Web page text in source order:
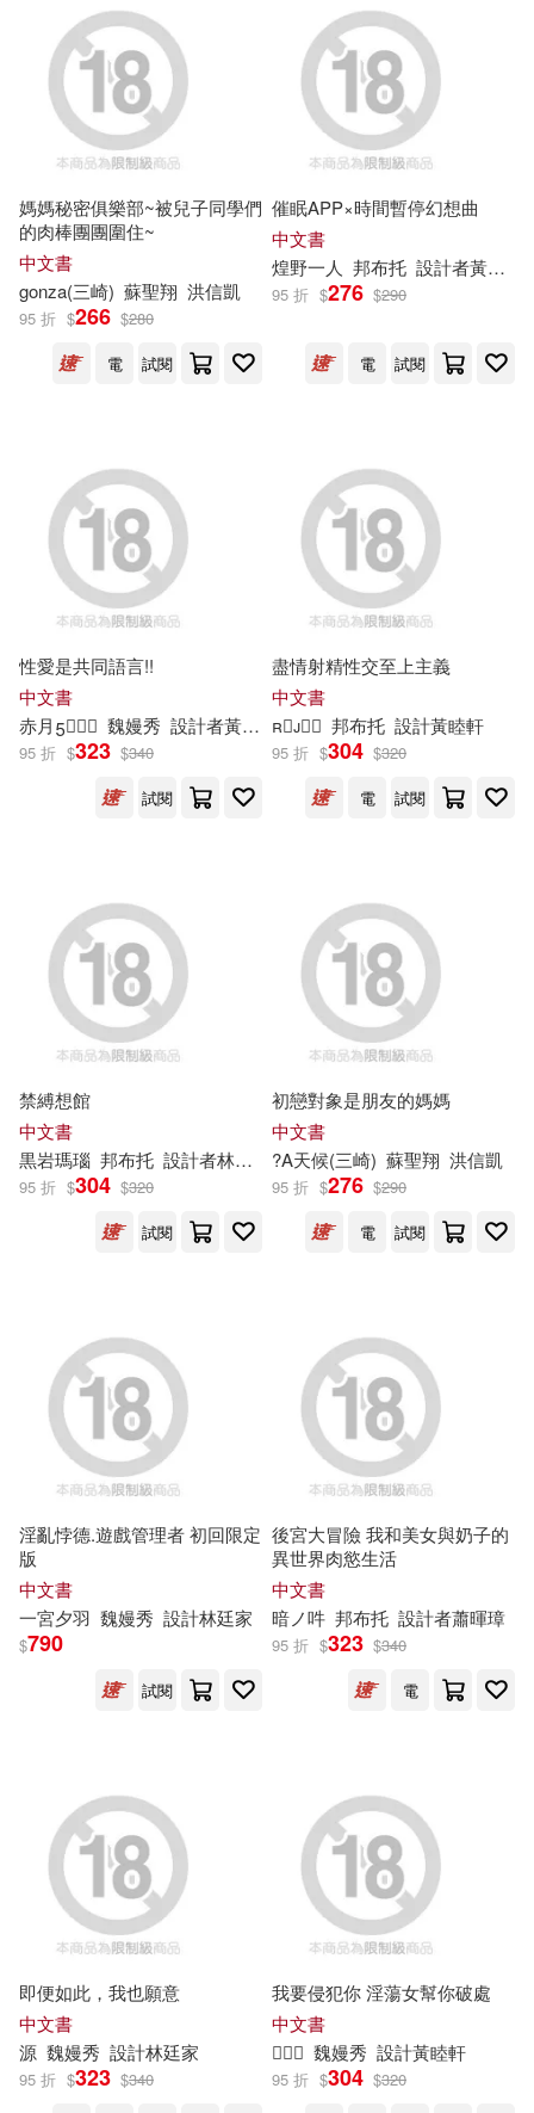
台灣牛頓出版股份有限公司(41)
牛頓出版股份有限公司(41)
中央存款保險公司存款保險資訊編
輯委員會(40)
管成學；趙驥民(40)
陳金龍(39)
SANRIO三麗鷗股份有限公司(38)
馬克．吐溫(35)
人民交通出版社股份有限公司(34)
蔡金田(34)
中娛文化股份有限公司(28)
羅貫中(27)
中國銀行股份有限公司(25)
奇魯(25)
編委會(25) 青木裕(25)
顏嘉成(25)
台電核能月刊編輯委員(24)
日本三麗鷗股份有限公司(24)
青島英谷教育科技股份有限公司(2
黃秀鳳(24) 儒勒．凡爾納(23)
岩田雪花(23) 司馬遷(22)
學習委員(22) 維．比安基(22)
詹姆斯．馬修．巴里(21)
謝順道(21)
文獻出版社(20)
海倫．凱勒(20)
台灣電力股份有限公司(262)
如是文化股份有限公司(257)
財政部中央存款保險股份有限公司
人民郵電出版社(116)
人民交通出版社(82)
中國建築工業出版社(78)
社會科學文獻出版社(77)
中國電力出版社(67)
國營臺灣鐵路股份有限公司(65)
台灣電力股份有限公司企劃處圖書
生活情報文化事業股份有限公司(5
水靈文創(50)
西安電子科技大學出版社(48)
台灣科學人股份有限公司(43)
接力出版社(42)
新力博德曼音樂股份有限公司(42)
麥禾陽光文化出版社(38)
尖端(34)
黑市音樂股份有限公司(33)
中央廣播電視大學出版社(31)
可海外宅配(4777)
可港澳店取(4301)
可新加坡店取(4255)
可菲律賓店取(4317)
一個月內上市新品(47)
本週上市新品(7)
適合手機平板閱讀(858)
適合平板閱讀(578)
其他 (可複選)
現在可購買商品(3254)
作者/演唱/譯/編/繪(2003)
出版社(4380)
媽媽秘密俱樂部~被兒子同學們
的肉棒團團圍住~
中文書
gonza(三崎) 蘇聖翔 洪信凱
95 折 $266 $280
電
試閱
催眠APP×時間暫停幻想曲
中文書
煌野一人 邦布托 設計者黃睦軒
95 折 $276 $290
電 試閱
性愛是共同語言!!
中文書
赤月 魏嫚秀 設計者黃睦軒
95 折 $323 $340
試閱
盡情射精性交至上主義
中文書
 邦布托 設計黃睦軒
95 折 $304 $320
電
試閱
禁縛想館
中文書
黒岩瑪瑙 邦布托 設計者林廷家
95 折 $304 $320
試閱
初戀對象是朋友的媽媽
中文書
?A天候(三崎) 蘇聖翔 洪信凱
95 折 $276 $290
電
試閱
淫亂悖德.遊戲管理者 初回限定
版
中文書
一宮夕羽 魏嫚秀 設計林廷家
$790
試閱
後宮大冒險 我和美女與奶子的
異世界肉慾生活
中文書
暗ノ吽 邦布托 設計者蕭暉璋
95 折 $323 $340
電
即便如此，我也願意
中文書
源 魏嫚秀 設計林廷家
95 折 $323 $340
我要侵犯你 淫蕩女幫你破處
中文書
 魏嫚秀 設計黃睦軒
95 折 $304 $320